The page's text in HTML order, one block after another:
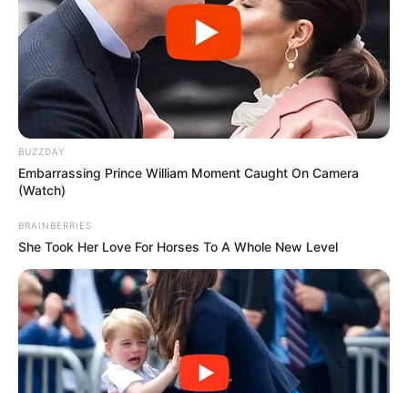
NT Επιμέλεια
Κατερίνα Φούκα
02/07/2025, 18:29 · 6:29 ΜΜ
Τελευταία ενημέρωση
Κοινοποίησε άρθρο
BUZZDAY
Embarrassing Prince William Moment Caught On Camera
(Watch)
BRAINBERRIES
She Took Her Love For Horses To A Whole New Level